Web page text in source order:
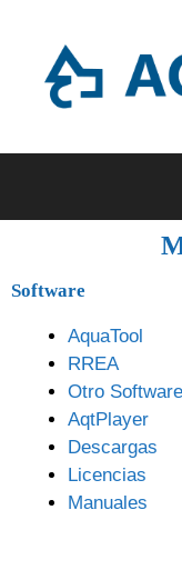
Software
AquaTool
RREA
Otro Software
AqtPlayer
Descargas
Licencias
Manuales